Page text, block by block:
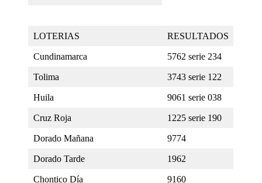
LOTERIAS RESULTADOS
Cundinamarca 5762 serie 234
Tolima 3743 serie 122
Huila 9061 serie 038
Cruz Roja 1225 serie 190
Dorado Mañana 9774
Dorado Tarde 1962
Chontico Día 9160